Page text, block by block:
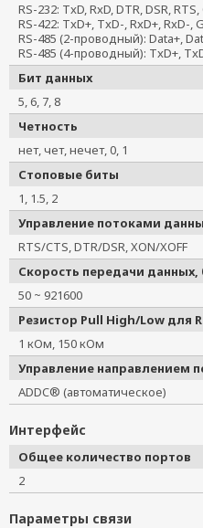
RS-232: TxD, RxD, DTR, DSR,
RS-422: TxD+, TxD-, RxD+, RxD-,
RS-485 (2-проводный): Data+,
RS-485 (4-проводный): TxD+,
Бит данных
5, 6, 7, 8
Четность
нет, чет, нечет, 0, 1
Стоповые биты
1, 1.5, 2
Управление потоками
RTS/CTS, DTR/DSR, XON/XOFF
Скорость передачи данных,
50 ~ 921600
Резистор Pull High/Low для
1 кОм, 150 кОм
Управление направлением
ADDC® (автоматическое)
Интерфейс
Общее количество портов
2
Параметры связи